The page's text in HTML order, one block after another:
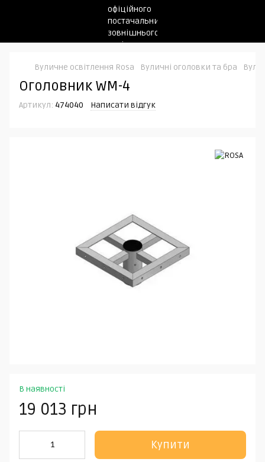
Вуличне освітлення Rosa Вуличні оголовки та бра
Оголовник WM-4
Артикул: 474040 Написати відгук
В наявності
19 013 грн
Купити